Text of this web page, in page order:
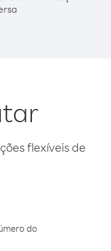
flexíveis de
do